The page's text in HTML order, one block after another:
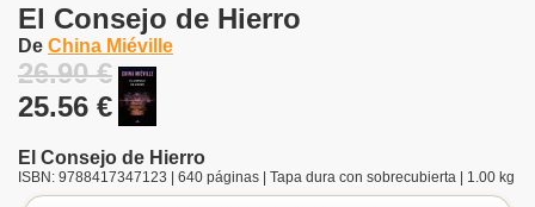
El Consejo de Hierro
De China Miéville
26.90 €
25.56 €
El Consejo de Hierro
ISBN: 9788417347123 | 640 páginas | Tapa dura con sobrecubierta | 1.00 kg